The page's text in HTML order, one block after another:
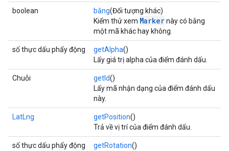
boolean bằng(Đối tượng khác)
Kiểm thử xem Markernày có bằng
một mã khác hay không.
số thực dấu phẩy động getAlpha()
Lấy giá trị alpha của điểm đánh dấu.
Chuỗi getId()
Lấy mã nhận dạng của điểm đánh dấu
này.
LatLng getPosition()
Trả về vị trí của điểm đánh dấu.
số thực dấu phẩy động getRotation()